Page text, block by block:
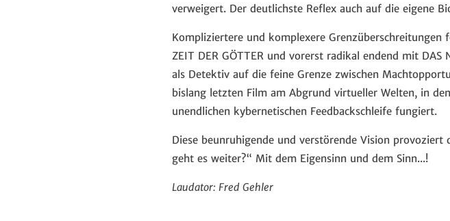
verweigert. Der deutlichste Reflex auch auf die eigene
Kompliziertere und komplexere
ZEIT DER GÖTTER und vorerst radikal endend mit DAS
als Detektiv auf die feine Grenze zwischen
bislang letzten Film am Abgrund virtueller Welten, in
unendlichen kybernetischen Feedbackschleife fungiert.
Diese beunruhigende und verstörende Vision
geht es weiter?“ Mit dem Eigensinn und dem Sinn...!
Laudator: Fred Gehler